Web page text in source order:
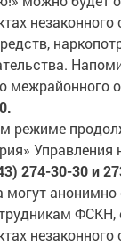
незаконного
межрайонного
режиме
Управления
274-30-30 и
могут
ФСКН,
незаконного